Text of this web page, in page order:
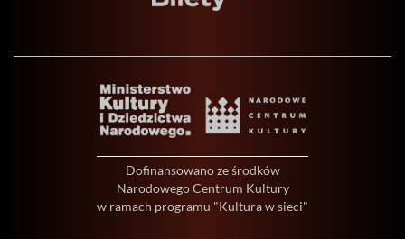
Dofinansowano ze środków
Narodowego Centrum Kultury
w ramach programu "Kultura w sieci"